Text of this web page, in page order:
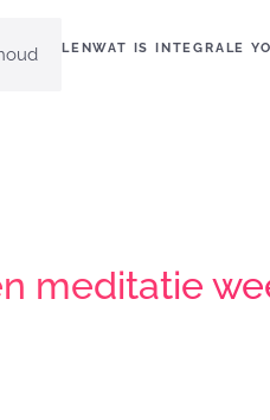
WAT IS INTEGRALE
meditatie